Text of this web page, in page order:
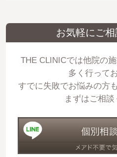
お気軽にご
THE CLINICでは他院の
多く行って
すでに失敗でお悩みの方
まずはご相談